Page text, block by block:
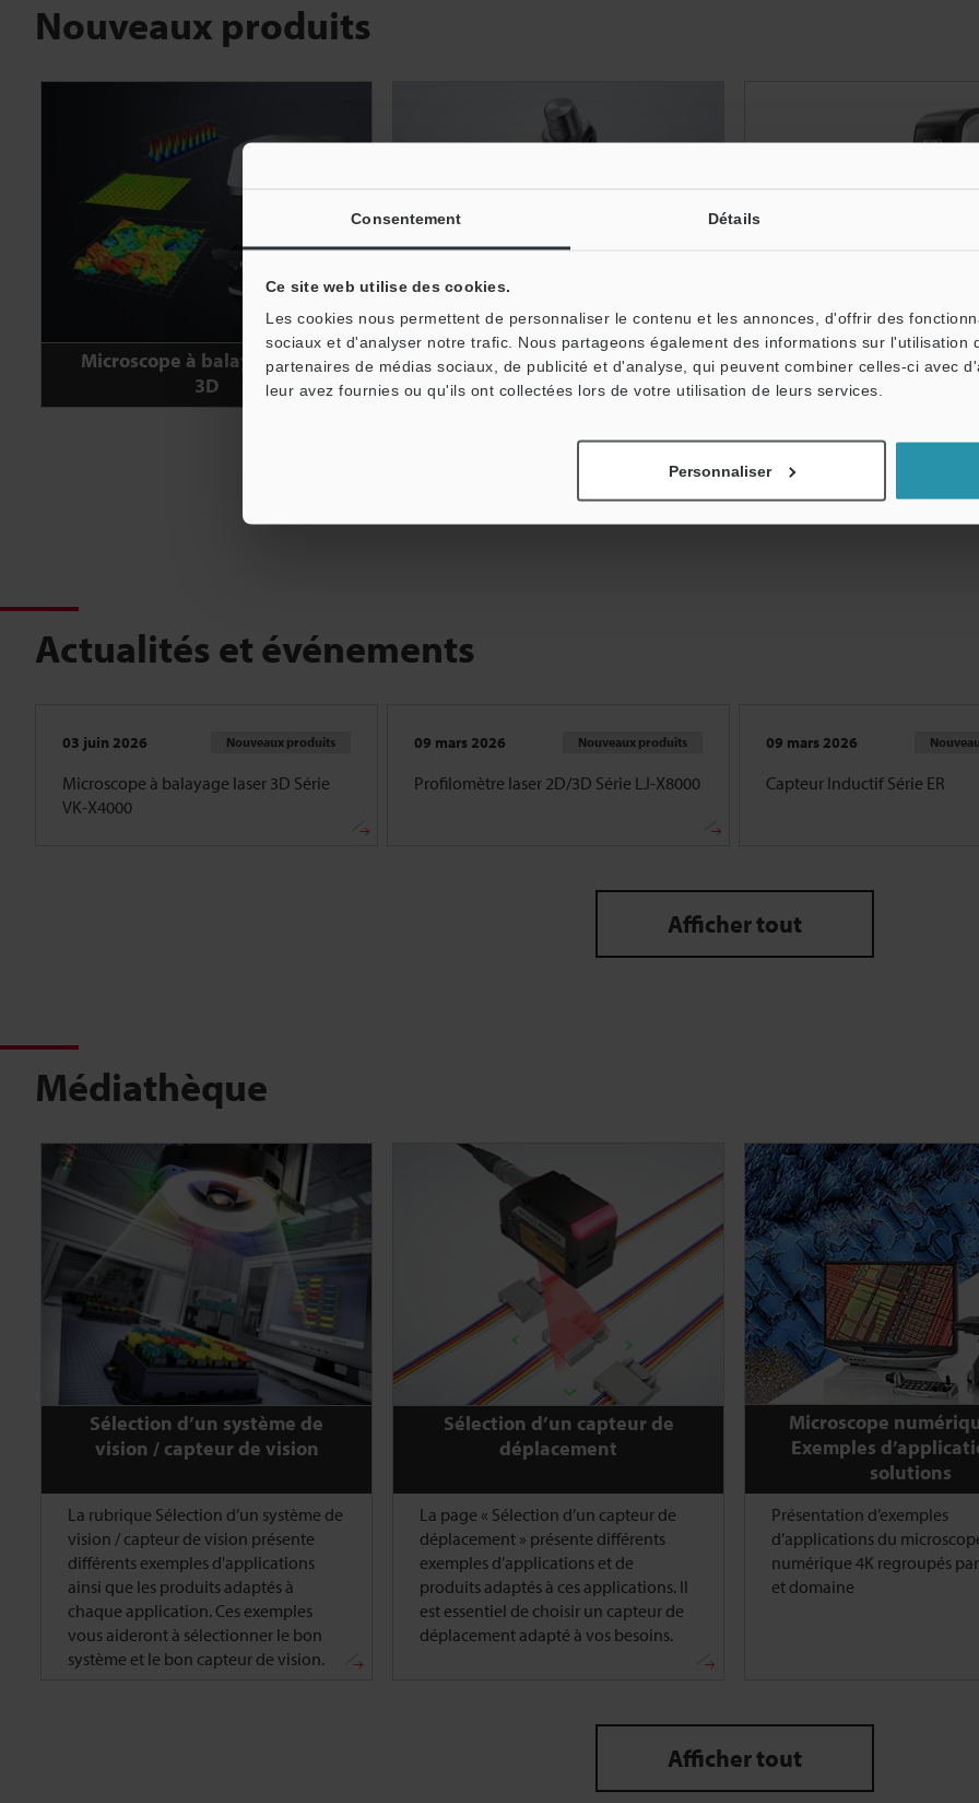
Consentement Détails
Ce site web utilise des cookies.
Les cookies nous permettent de personnaliser le contenu et les annonces, d'offrir des
sociaux et d'analyser notre trafic. Nous partageons également des informations sur l'utilisation
partenaires de médias sociaux, de publicité et d'analyse, qui peuvent combiner celles-ci avec
leur avez fournies ou qu'ils ont collectées lors de votre utilisation de leurs services.
Personnaliser
Nouveaux produits
Microscope à balayage laser
3D
Capteur Inductif
Système de
dimensionnelle par
Afficher tout
Actualités et événements
03 juin 2026 Nouveaux produits
Microscope à balayage laser 3D Série
VK-X4000
09 mars 2026 Nouveaux produits
Profilomètre laser 2D/3D Série LJ-X8000
09 mars 2026
Capteur Inductif Série ER
Afficher tout
Médiathèque
Sélection d’un système de
vision / capteur de vision
La rubrique Sélection d’un système de
vision / capteur de vision présente
différents exemples d'applications
ainsi que les produits adaptés à
chaque application. Ces exemples
vous aideront à sélectionner le bon
système et le bon capteur de vision.
Sélection d’un capteur de
déplacement
La page « Sélection d’un capteur de
déplacement » présente différents
exemples d’applications et de
produits adaptés à ces applications. Il
est essentiel de choisir un capteur de
déplacement adapté à vos besoins.
Microscope
Exemples
solutions
Présentation d’exemples
d’applications du
numérique 4K regroupés
et domaine
Afficher tout